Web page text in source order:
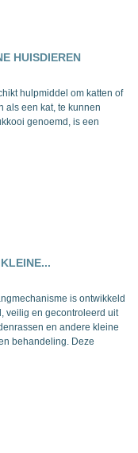
HUISDIEREN
hulpmiddel om katten of
als een kat, te kunnen
genoemd, is een
is ontwikkeld
veilig en gecontroleerd uit
en andere kleine
behandeling. Deze